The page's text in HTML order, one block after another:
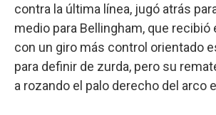
contra la última línea, jugó atrás
medio para Bellingham, que recibió
con un giro más control orientado
para definir de zurda, pero su
a rozando el palo derecho del arco